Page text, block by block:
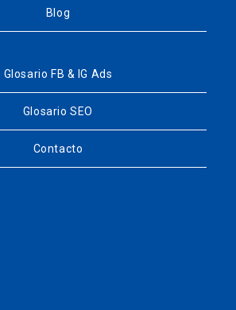
Blog
Glosario FB & IG Ads
Glosario SEO
Contacto